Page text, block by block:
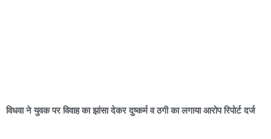
विधवा ने युवक पर विवाह का झांसा देकर दुष्कर्म व ठगी का लगाया आरोप रिपोर्ट दर्ज